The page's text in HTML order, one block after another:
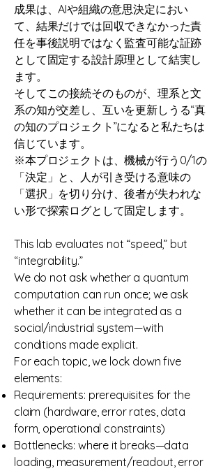
成果は、AIや組織の意思決定におい
て、結果だけでは回収できなかった責
任を事後説明ではなく監査可能な証跡
として固定する設計原理として結実し
ます。
そしてこの接続そのものが、理系と文
系の知が交差し、互いを更新しうる“真
の知のプロジェクト”になると私たちは
信じています。
※本プロジェクトは、機械が行う0/1の
「決定」と、人が引き受ける意味の
「選択」を切り分け、後者が失われな
い形で探索ログとして固定します。
This lab evaluates not “speed,” but
“integrability.”
We do not ask whether a quantum
computation can run once; we ask
whether it can be integrated as a
social/industrial system—with
conditions made explicit.
For each topic, we lock down five
elements:
Requirements: prerequisites for the
claim (hardware, error rates, data
form, operational constraints)
Bottlenecks: where it breaks—data
loading, measurement/readout, error